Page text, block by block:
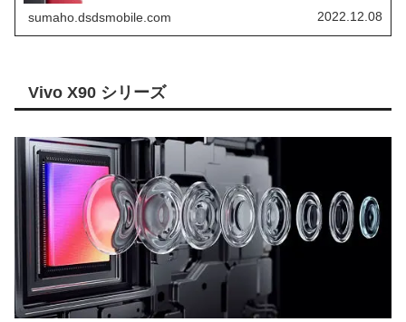
Vivo ですが、2021年中国の、スマホ販売台数 No1 の、ス
マホメーカーになります。
sumaho.dsdsmobile.com 2022.12.08
Vivo X90 シリーズ